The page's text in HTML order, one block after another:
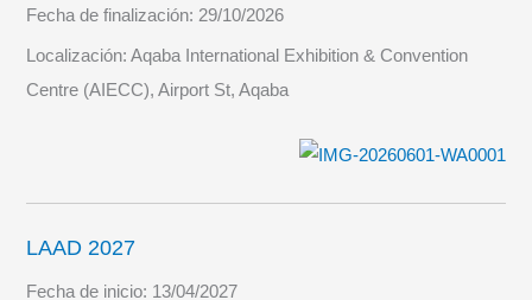
Fecha de finalización: 29/10/2026
Localización:Aqaba International Exhibition & Convention
Centre (AIECC), Airport St, Aqaba
LAAD 2027
Fecha de inicio: 13/04/2027